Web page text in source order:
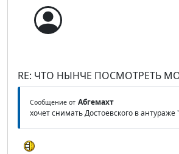
RE: ЧТО НЫНЧЕ ПОСМОТРЕТЬ
Сообщение от Абгемахт
хочет снимать Достоевского в